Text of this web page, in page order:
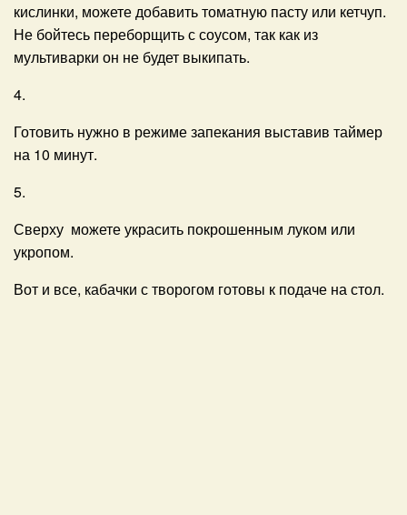
кислинки, можете добавить томатную пасту или кетчуп.
Не бойтесь переборщить с соусом, так как из
мультиварки он не будет выкипать.
4.
Готовить нужно в режиме запекания выставив таймер
на 10 минут.
5.
Сверху можете украсить покрошенным луком или
укропом.
Вот и все, кабачки с творогом готовы к подаче на стол.